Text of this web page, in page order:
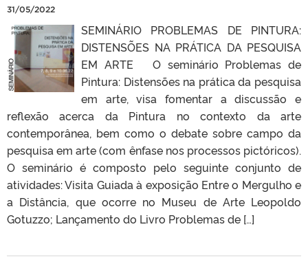
31/05/2022
SEMINÁRIO PROBLEMAS DE PINTURA:
DISTENSÕES NA PRÁTICA DA PESQUISA
EM ARTE O seminário Problemas de
Pintura: Distensões na prática da pesquisa
em arte, visa fomentar a discussão e
reflexão acerca da Pintura no contexto da arte
contemporânea, bem como o debate sobre campo da
pesquisa em arte (com ênfase nos processos pictóricos).
O seminário é composto pelo seguinte conjunto de
atividades: Visita Guiada à exposição Entre o Mergulho e
a Distância, que ocorre no Museu de Arte Leopoldo
Gotuzzo; Lançamento do Livro Problemas de […]